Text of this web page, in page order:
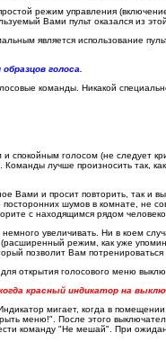
режим управления
Вами пульт оказался из
является использование
голоса.
команды. Никакой
спокойным голосом (не следует
лучше произносить так,
Вами и просит повторить, так и
шумов в комнате, не
с находящимся рядом
увеличивать. Ни в коем
режим, как уже
позволит Вам потренироваться
открытия голосового меню
красный индикатор на
мигает, когда в
меню!". После этого
команду "Не мешай". При